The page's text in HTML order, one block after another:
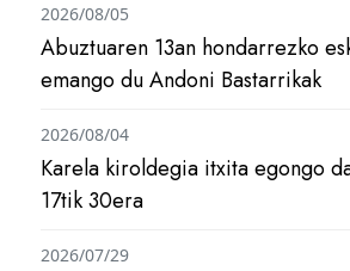
Abuztuaren 13an hondarrezko
emango du Andoni Bastarrikak
2026/08/05
Karela kiroldegia itxita egongo
17tik 30era
2026/08/04
2026/07/29